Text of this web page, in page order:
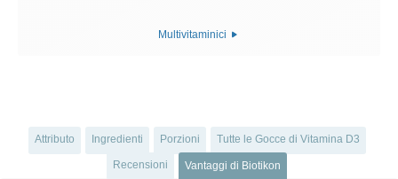
Multivitaminici
Attributo Ingredienti Porzioni Tutte le Gocce di Vitamina D3
Recensioni Vantaggi di Biotikon